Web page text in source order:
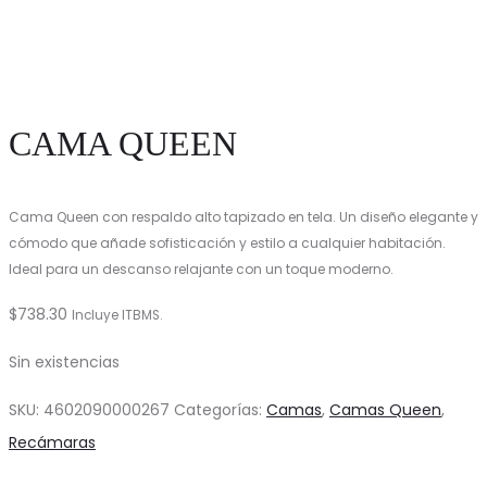
CAMA QUEEN
Cama Queen con respaldo alto tapizado en tela. Un diseño elegante y
cómodo que añade sofisticación y estilo a cualquier habitación.
Ideal para un descanso relajante con un toque moderno.
$738.30 Incluye ITBMS.
Sin existencias
SKU: 4602090000267 Categorías: Camas, Camas Queen,
Recámaras